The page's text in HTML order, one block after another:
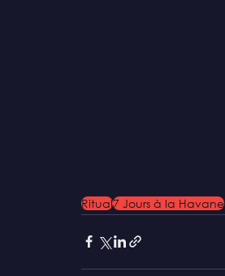
Ritual7 Jours à la Havane